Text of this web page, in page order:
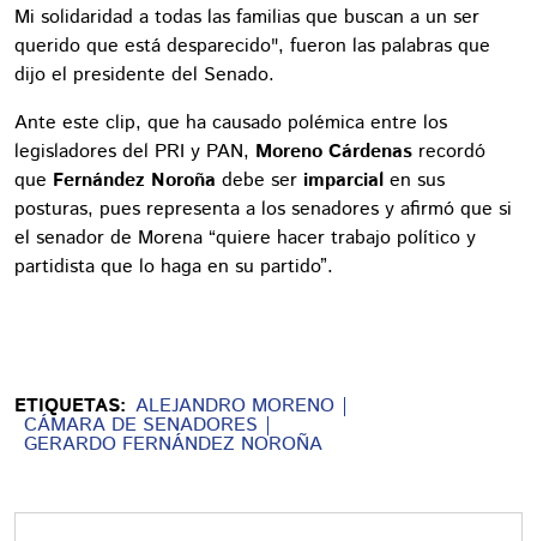
Mi solidaridad a todas las familias que buscan a un ser
querido que está desparecido", fueron las palabras que
dijo el presidente del Senado.
Ante este clip, que ha causado polémica entre los
legisladores del PRI y PAN, Moreno Cárdenas recordó
que Fernández Noroña debe ser imparcial en sus
posturas, pues representa a los senadores y afirmó que si
el senador de Morena “quiere hacer trabajo político y
partidista que lo haga en su partido”.
ETIQUETAS: ALEJANDRO MORENO
CÁMARA DE SENADORES
GERARDO FERNÁNDEZ NOROÑA